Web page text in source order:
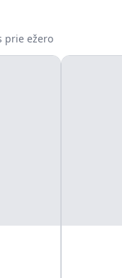
prie ežero